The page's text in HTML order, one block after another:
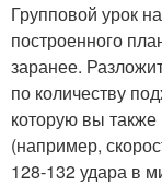
Групповой урок
построенного
заранее.
по количеству
которую вы также
(например,
128-132 удара в